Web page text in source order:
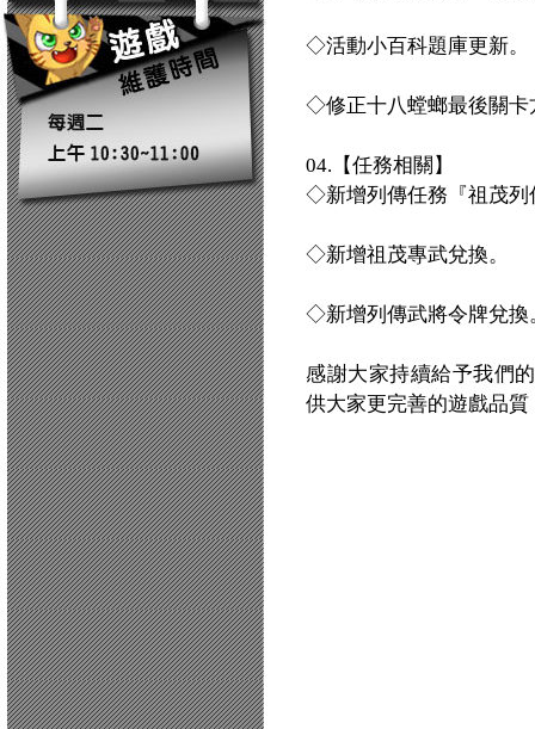
◇活動小百科題庫更新。
◇修正十八螳螂最後關卡
04.【任務相關】
◇新增列傳任務『祖茂列
◇新增祖茂專武兌換。
◇新增列傳武將令牌兌換
感謝大家持續給予我們
供大家更完善的遊戲品質